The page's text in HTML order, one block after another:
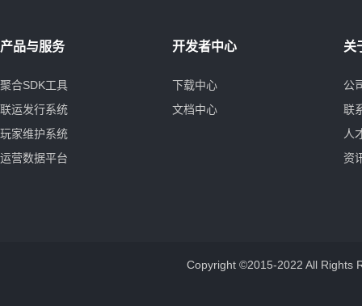
产品与服务
聚合SDK工具
联运发行系统
玩家维护系统
运营数据平台
开发者中心
下载中心
文档中心
关
公
联
人
资
Copyright ©2015-2022 All